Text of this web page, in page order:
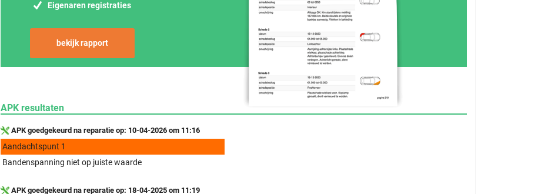
Eigenaren registraties
bekijk rapport
APK resultaten
APK goedgekeurd na reparatie op: 10-04-2026 om 11:16
Aandachtspunt 1
Bandenspanning niet op juiste waarde
APK goedgekeurd na reparatie op: 18-04-2025 om 11:19